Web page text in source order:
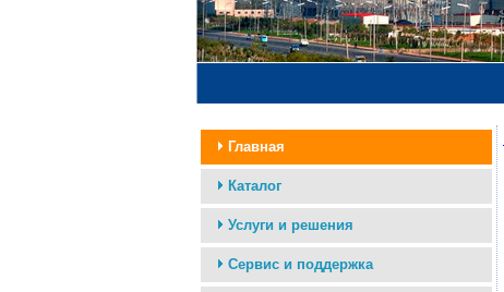
Главная
Каталог
Услуги и решения
Сервис и поддержка